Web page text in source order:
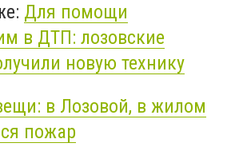
Для помощи
в ДТП: лозовские
новую технику
в Лозовой, в жилом
пожар